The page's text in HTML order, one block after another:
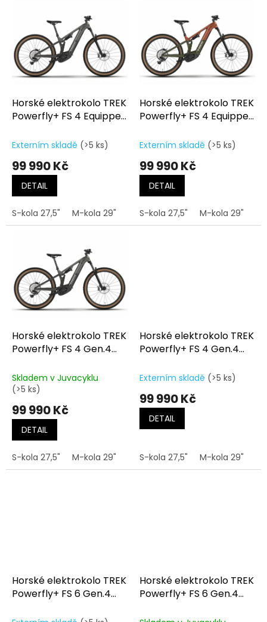
dHorské elektrokolo TREK
Powerfly+ FS 4 Equipped
Web
Externím skladě (>5 ks)
99 990 Kč
DETAIL
S-kola 27,5" M-kola 29" L-kola 29" XL-kola 29"
Horské elektrokolo TREK
Powerfly+ FS 4 Equipped
Olive
Externím skladě (>5 ks)
99 990 Kč
DETAIL
S-kola 27,5" M-kola 29"
Horské elektrokolo TREK
Powerfly+ FS 4 Gen.4
Skladem v Juvacyklu
(>5 ks)
99 990 Kč
DETAIL
S-kola 27,5" M-kola 29" L-kola 29" XL-kola 29"
Horské elektrokolo TREK
Powerfly+ FS 4 Gen.4
Externím skladě (>5 ks)
99 990 Kč
DETAIL
S-kola 27,5" M-kola 29"
Horské elektrokolo TREK
Powerfly+ FS 6 Gen.4
Horské elektrokolo TREK
Powerfly+ FS 6 Gen.4